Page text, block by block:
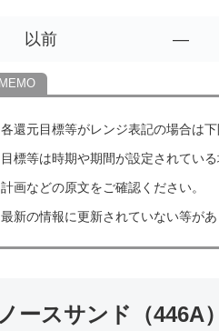
以前 ―
各還元目標等がレンジ表記の場合は
目標等は時期や期間が設定されてい
計画などの原文をご確認ください。
最新の情報に更新されていない等があ
ノースサンド（446A